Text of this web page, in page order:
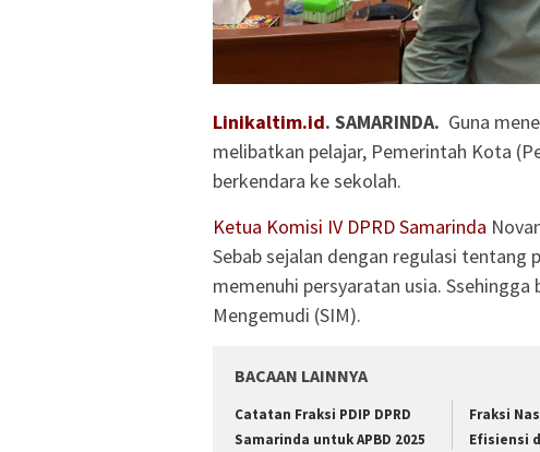
Linikaltim.id. SAMARINDA. Guna
melibatkan pelajar, Pemerintah Kota
berkendara ke sekolah.
Ketua Komisi IV DPRD Samarinda
Sebab sejalan dengan regulasi
memenuhi persyaratan usia.
Mengemudi (SIM).
BACAAN LAINNYA
Catatan Fraksi PDIP DPRD
Samarinda untuk APBD 2025
Fraksi
Efisiensi